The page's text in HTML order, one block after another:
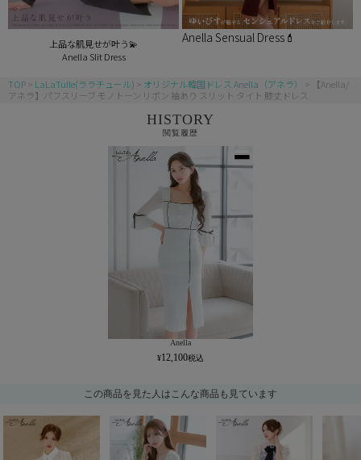
上品な肌見せが叶う💫
Anella Slit Dress
Anella Sensual Dress💄
TOP LaLaTulle(ララチュール) オリジナル韓国ドレス Anella（アネラ）
【Anella/
アネラ】パフスリーブ モノトーン リボン 袖あり スリット タイト 膝丈ドレス
HISTORY
閲覧履歴
Anella
12,100
この商品を見た人はこんな商品も見ています